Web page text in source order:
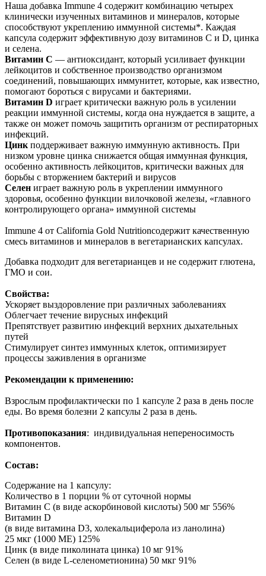
Наша добавка Immune 4 содержит комбинацию четырех
клинически изученных витаминов и минералов, которые
способствуют укреплению иммунной системы*. Каждая
капсула содержит эффективную дозу витаминов C и D, цинка
и селена.
Витамин C — антиоксидант, который усиливает функции
лейкоцитов и собственное производство организмом
соединений, повышающих иммунитет, которые, как известно,
помогают бороться с вирусами и бактериями.
Витамин D играет критически важную роль в усилении
реакции иммунной системы, когда она нуждается в защите, а
также он может помочь защитить организм от респираторных
инфекций.
Цинк поддерживает важную иммунную активность. При
низком уровне цинка снижается общая иммунная функция,
особенно активность лейкоцитов, критически важных для
борьбы с вторжением бактерий и вирусов
Селен играет важную роль в укреплении иммунного
здоровья, особенно функции вилочковой железы, «главного
контролирующего органа» иммунной системы
Immune 4 от California Gold Nutritionсодержит качественную
смесь витаминов и минералов в вегетарианских капсулах.
Добавка подходит для вегетарианцев и не содержит глютена,
ГМО и сои.
Свойства:
Ускоряет выздоровление при различных заболеваниях
Облегчает течение вирусных инфекций
Препятствует развитию инфекций верхних дыхательных
путей
Стимулирует синтез иммунных клеток, оптимизирует
процессы заживления в организме
Рекомендации к применению:
Взрослым профилактически по 1 капсуле 2 раза в день после
еды. Во время болезни 2 капсулы 2 раза в день.
Противопоказания: индивидуальная непереносимость
компонентов.
Состав:
Содержание на 1 капсулу:
Количество в 1 порции % от суточной нормы
Витамин С (в виде аскорбиновой кислоты) 500 мг 556%
Витамин D
(в виде витамина D3, холекальциферола из ланолина)
25 мкг (1000 МЕ) 125%
Цинк (в виде пиколината цинка) 10 мг 91%
Селен (в виде L-селенометионина) 50 мкг 91%